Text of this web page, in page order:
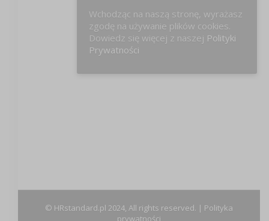
© HRstandard.pl 2024, All rights reserved. | Polityka
prywatności
Wchodząc na naszą stronę, wyrażasz
zgodę na używanie plików cookies.
Dowiedz się więcej z naszej Polityki
Prywatności